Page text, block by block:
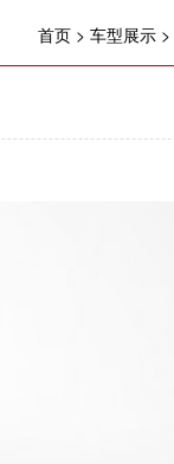
首页> 车型展示>